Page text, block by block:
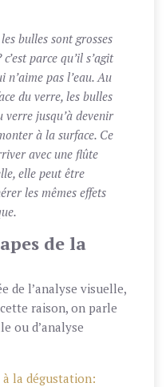
bulles sont grosses
parce qu’il s’agit
pas l’eau. Au
du verre, les bulles
verre jusqu’à devenir
à la surface. Ce
avec une flûte
elle peut être
les mêmes effets
de la
de l’analyse visuelle,
raison, on parle
ou d’analyse
la dégustation: